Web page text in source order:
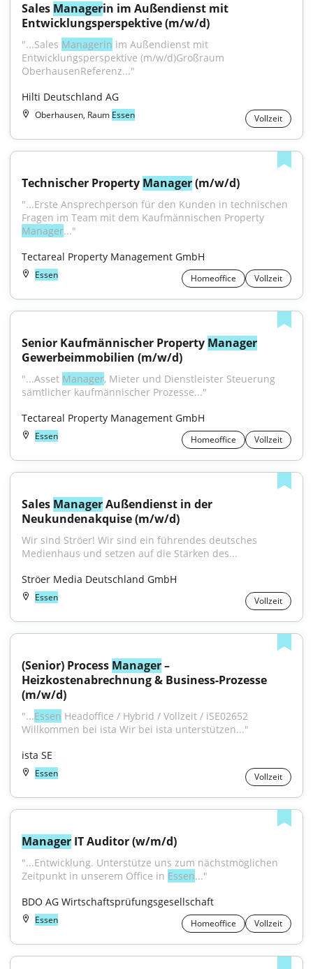
Sales Managerin im Außendienst mit
Entwicklungsperspektive (m/w/d)
"...Sales Managerin im Außendienst mit
Entwicklungsperspektive (m/w/d)Großraum
OberhausenReferenz..."
Hilti Deutschland AG
Oberhausen, Raum Essen Vollzeit
Technischer Property Manager (m/w/d)
"...Erste Ansprechperson für den Kunden in technischen
Manager..."
Tectareal Property Management GmbH
Essen Homeoffice Vollzeit
Senior Kaufmännischer Property Manager
Gewerbeimmobilien (m/w/d)
"...Asset Manager, Mieter und Dienstleister Steuerung
sämtlicher kaufmännischer Prozesse..."
Tectareal Property Management GmbH
Essen Homeoffice Vollzeit
Sales Manager Außendienst in der
Neukundenakquise (m/w/d)
Wir sind Ströer! Wir sind ein führendes deutsches
Medienhaus und setzen auf die Stärken des...
Ströer Media Deutschland GmbH
Essen Vollzeit
(Senior) Process Manager –
Heizkostenabrechnung & Business-Prozesse
(m/w/d)
"...Essen Headoffice / Hybrid / Vollzeit / iSE02652
Willkommen bei ista Wir bei ista unter­stützen..."
ista SE
Essen Vollzeit
Manager IT Auditor (w/m/d)
"...Entwicklung. Unterstütze uns zum nächstmöglichen
Zeitpunkt in unserem Office in Essen..."
BDO AG Wirtschaftsprüfungsgesellschaft
Essen Homeoffice Vollzeit